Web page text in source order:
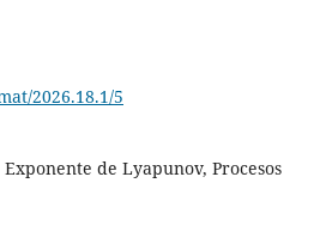
2026.18.1/5
de Lyapunov, Procesos